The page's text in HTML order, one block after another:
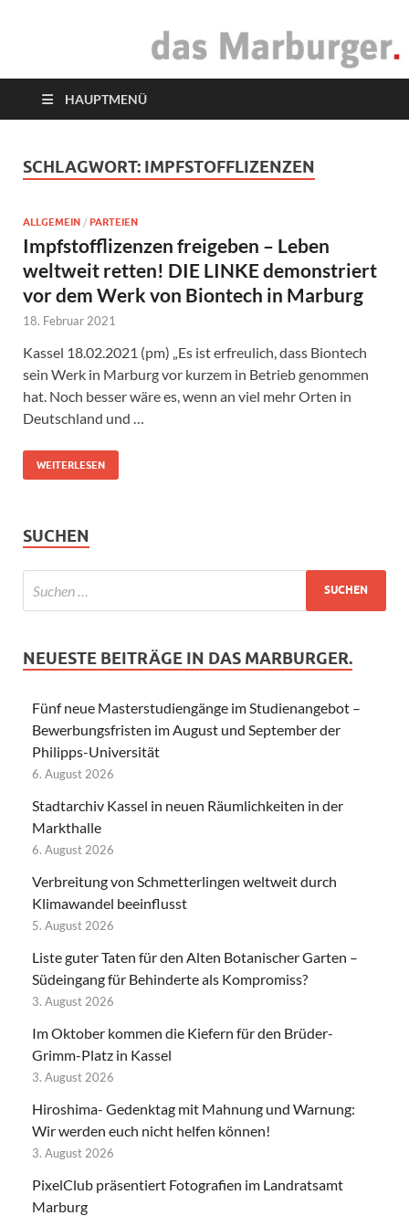
das Marburger.
HAUPTMENÜ
SCHLAGWORT: IMPFSTOFFLIZENZEN
ALLGEMEIN / PARTEIEN
Impfstofflizenzen freigeben – Leben
weltweit retten! DIE LINKE demonstriert
vor dem Werk von Biontech in Marburg
18. Februar 2021
Kassel 18.02.2021 (pm) „Es ist erfreulich, dass Biontech
sein Werk in Marburg vor kurzem in Betrieb genommen
hat. Noch besser wäre es, wenn an viel mehr Orten in
Deutschland und …
WEITERLESEN
SUCHEN
NEUESTE BEITRÄGE IN DAS MARBURGER.
Fünf neue Masterstudiengänge im Studienangebot –
Bewerbungsfristen im August und September der
Philipps-Universität
6. August 2026
Stadtarchiv Kassel in neuen Räumlichkeiten in der
Markthalle
6. August 2026
Verbreitung von Schmetterlingen weltweit durch
Klimawandel beeinflusst
5. August 2026
Liste guter Taten für den Alten Botanischer Garten –
Südeingang für Behinderte als Kompromiss?
3. August 2026
Im Oktober kommen die Kiefern für den Brüder-
Grimm-Platz in Kassel
3. August 2026
Hiroshima- Gedenktag mit Mahnung und Warnung:
Wir werden euch nicht helfen können!
3. August 2026
PixelClub präsentiert Fotografien im Landratsamt
Marburg